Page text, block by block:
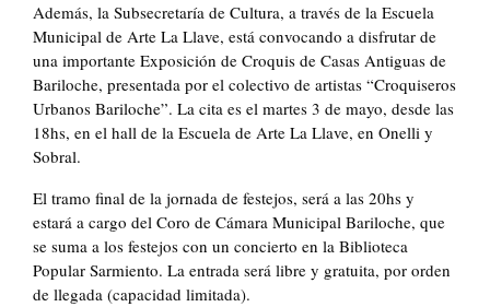
Además, la Subsecretaría de Cultura, a través de la Escuela
Municipal de Arte La Llave, está convocando a disfrutar de
una importante Exposición de Croquis de Casas Antiguas de
Bariloche, presentada por el colectivo de artistas “Croquiseros
Urbanos Bariloche”. La cita es el martes 3 de mayo, desde las
18hs, en el hall de la Escuela de Arte La Llave, en Onelli y
Sobral.
El tramo final de la jornada de festejos, será a las 20hs y
estará a cargo del Coro de Cámara Municipal Bariloche, que
se suma a los festejos con un concierto en la Biblioteca
Popular Sarmiento. La entrada será libre y gratuita, por orden
de llegada (capacidad limitada).